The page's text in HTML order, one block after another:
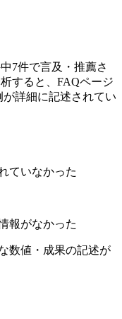
7件で言及・推薦さ
すると、FAQページ
詳細に記述されてい
ていなかった
報がなかった
数値・成果の記述が